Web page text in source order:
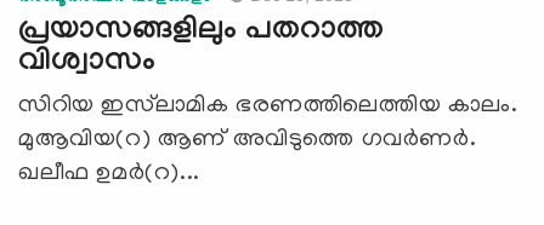
പ്രയാസങ്ങളിലും പതറാത്ത
വിശ്വാസം
സിറിയ ഇസ്‍ലാമിക ഭരണത്തിലെത്തിയ കാലം.
മുആവിയ(റ) ആണ് അവിടുത്തെ ഗവര്‍ണര്‍.
ഖലീഫ ഉമര്‍(റ)...